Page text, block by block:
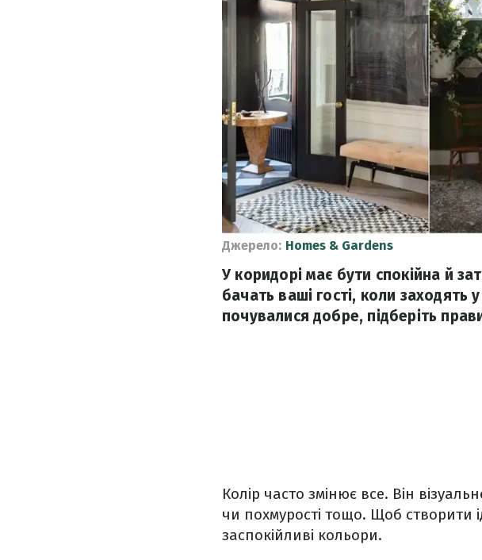
Джерело: Homes & Gardens
У коридорі має бути спокійна й
бачать ваші гості, коли заходять
почувалися добре, підберіть
Колір часто змінює все. Він
чи похмурості тощо. Щоб створити
заспокійливі кольори.